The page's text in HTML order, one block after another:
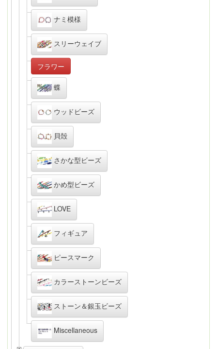
ナミ模様
スリーウェイブ
フラワー
蝶
ウッドビーズ
貝殻
さかな型ビーズ
かめ型ビーズ
LOVE
フィギュア
ピースマーク
カラーストーンビーズ
ストーン＆銀玉ビーズ
Miscellaneous